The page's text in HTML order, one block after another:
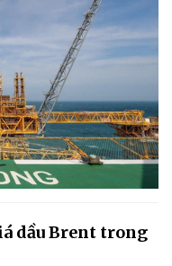
dầu Brent trong